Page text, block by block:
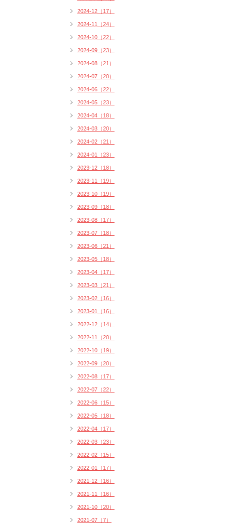
2024-12（17）
2024-11（24）
2024-10（22）
2024-09（23）
2024-08（21）
2024-07（20）
2024-06（22）
2024-05（23）
2024-04（18）
2024-03（20）
2024-02（21）
2024-01（23）
2023-12（18）
2023-11（19）
2023-10（19）
2023-09（18）
2023-08（17）
2023-07（18）
2023-06（21）
2023-05（18）
2023-04（17）
2023-03（21）
2023-02（16）
2023-01（16）
2022-12（14）
2022-11（20）
2022-10（19）
2022-09（20）
2022-08（17）
2022-07（22）
2022-06（15）
2022-05（18）
2022-04（17）
2022-03（23）
2022-02（15）
2022-01（17）
2021-12（16）
2021-11（16）
2021-10（20）
2021-07（7）